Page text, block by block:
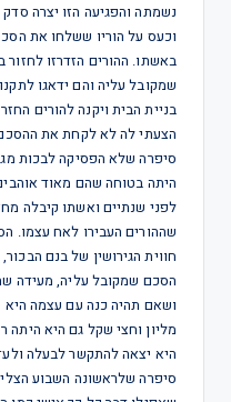
נשמתה והפגיעה הזו יצרה
וכעס על הוריו ששלחו את
באשתו. ההורים הזדרזו
שמקובל עליה והם ידאגו
בניית הבית ויקנה להורים
הצעתי לה לא לקחת את
סיפרה שלא הפסיקה לבכות
היתה בטוחה שהם מאוד
לפני שנתיים ואשתו קיבלה
שההורים העבירו לאח עצמו.
חווית הגירושין של בנם
הסכם שמקובל עליה, מעידה
ושאם תהיה כנה עם עצמה
מליון וחצי שקל גם היא
היא יצאה להתקשר לבעלה
סיפרה שלראשונה השבוע